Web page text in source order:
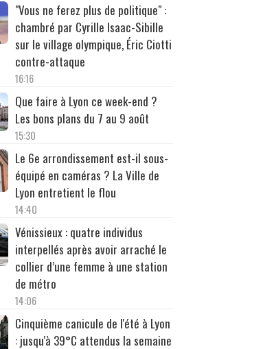
"Vous ne ferez plus de politique" :
chambré par Cyrille Isaac-Sibille
sur le village olympique, Éric Ciotti
contre-attaque
16:16
Que faire à Lyon ce week-end ?
Les bons plans du 7 au 9 août
15:30
Le 6e arrondissement est-il sous-
équipé en caméras ? La Ville de
Lyon entretient le flou
14:40
Vénissieux : quatre individus
interpellés après avoir arraché le
collier d’une femme à une station
de métro
14:06
Cinquième canicule de l'été à Lyon
: jusqu'à 39°C attendus la semaine